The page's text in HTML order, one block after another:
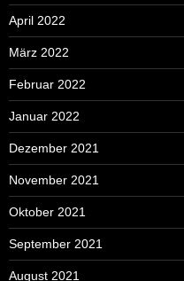
April 2022
März 2022
Februar 2022
Januar 2022
Dezember 2021
November 2021
Oktober 2021
September 2021
August 2021